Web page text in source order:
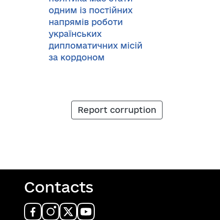
одним із постійних
напрямів роботи
українських
дипломатичних місій
за кордоном
Report corruption
Contacts